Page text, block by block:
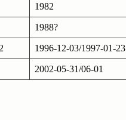
1982
1988?
1996-12-03/1997-01-23
2002-05-31/06-01